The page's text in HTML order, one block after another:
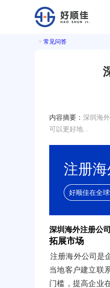
> 常见问答
内容摘要： 深圳海
可以更好地...
注册
好顺佳在全
深圳海外注册公
拓展市场
注册海外公司是
当地客户建立联
门槛，提高企业